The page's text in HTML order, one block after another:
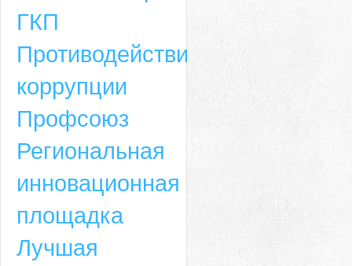
ГКП
Противодействие
коррупции
Профсоюз
Региональная
инновационная
площадка
Лучшая